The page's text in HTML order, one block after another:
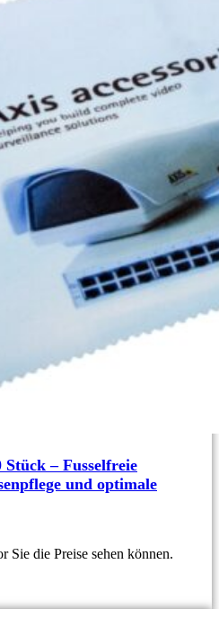
– Fusselfreie
und optimale
Sie die Preise sehen können.